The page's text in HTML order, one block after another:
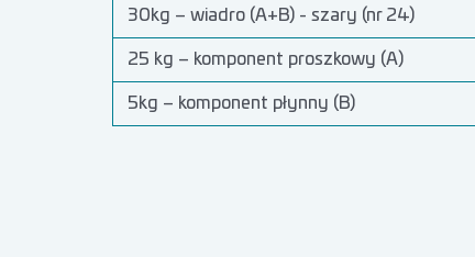
30kg – wiadro (A+B) - szary (nr 24)
25 kg – komponent proszkowy (A)
5kg – komponent płynny (B)